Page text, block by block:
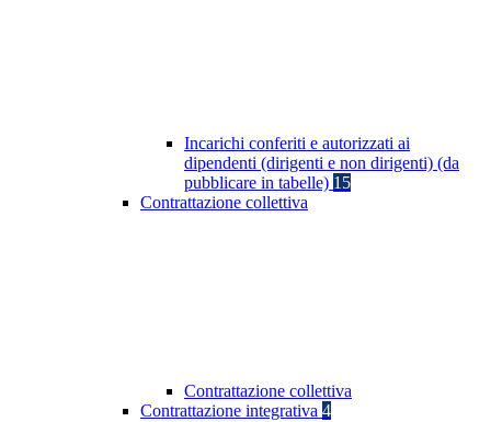
Incarichi conferiti e autorizzati ai
dipendenti (dirigenti e non dirigenti) (da
pubblicare in tabelle) 15
Contrattazione collettiva
Contrattazione collettiva
Contrattazione integrativa 4